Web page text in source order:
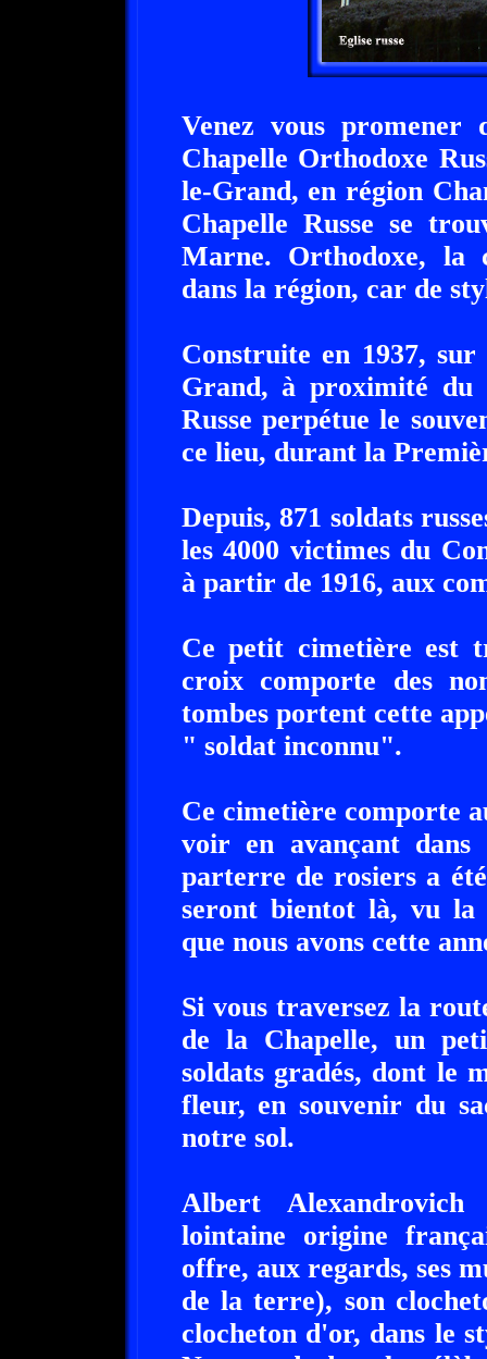
Venez vous
Chapelle Orthodoxe
le-Grand, en région
Chapelle Russe se
Marne. Orthodoxe, la
dans la région, car de
Construite en 1937,
Grand, à proximité du
Russe perpétue le
ce lieu, durant la
Depuis, 871 soldats
les 4000 victimes du
à partir de 1916, aux
Ce petit cimetière est
croix comporte des
tombes portent cette
" soldat inconnu".
Ce cimetière comporte
voir en avançant
parterre de rosiers a
seront bientot là, vu la
que nous avons cette
Si vous traversez la
de la Chapelle, un
soldats gradés, dont le
fleur, en souvenir du
notre sol.
Albert
lointaine origine
offre, aux regards, ses
de la terre), son
clocheton d'or, dans le